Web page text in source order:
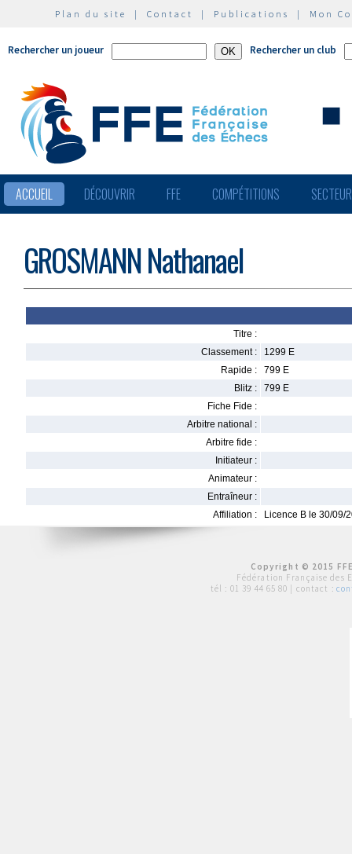
Plan du site | Contact | Publications | Mon
Rechercher un joueur Rechercher un club
ACCUEIL DÉCOUVRIR FFE COMPÉTITIONS
GROSMANN Nathanael
Titre :
Classement :
1299 E
Rapide :
799 E
Blitz :
799 E
Fiche Fide :
Arbitre national :
Arbitre fide :
Initiateur :
Animateur :
Entraîneur :
Affiliation :
Licence B le 30/09/
Copyright © 2015
Fédération Française des
tél : 01 39 44 65 80 | contact :